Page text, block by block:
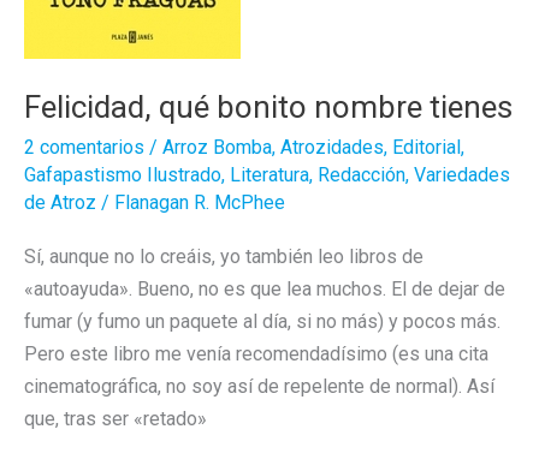
Felicidad, qué bonito nombre tienes
2 comentarios / Arroz Bomba, Atrozidades, Editorial ,
Gafapastismo Ilustrado, Literatura, Redacción, Variedades
de Atroz / Flanagan R. McPhee
Sí, aunque no lo creáis, yo también leo libros de
«autoayuda». Bueno, no es que lea muchos. El de dejar de
fumar (y fumo un paquete al día, si no más) y pocos más.
Pero este libro me venía recomendadísimo (es una cita
cinematográfica, no soy así de repelente de normal). Así
que, tras ser «retado»